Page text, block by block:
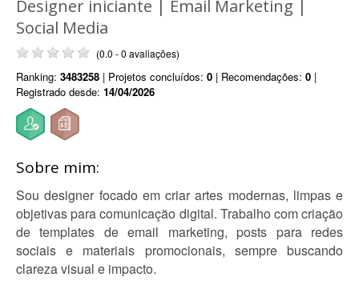
Designer iniciante | Email Marketing |
Social Media
(0.0 - 0 avaliações)
Ranking: 3483258 | Projetos concluídos: 0 | Recomendações: 0 |
Registrado desde: 14/04/2026
Sobre mim:
Sou designer focado em criar artes modernas, limpas e
objetivas para comunicação digital. Trabalho com criação
de templates de email marketing, posts para redes
sociais e materiais promocionais, sempre buscando
clareza visual e impacto.